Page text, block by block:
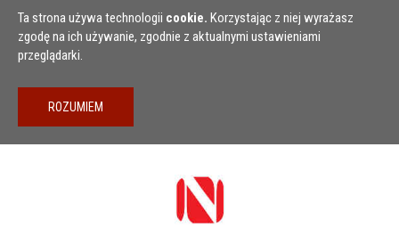
Przejdź do treści
Ta strona używa technologii cookie. Korzystając z niej wyrażasz
zgodę na ich używanie, zgodnie z aktualnymi ustawieniami
przeglądarki.